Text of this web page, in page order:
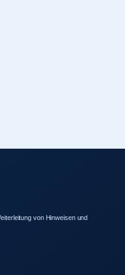
von Hinweisen und